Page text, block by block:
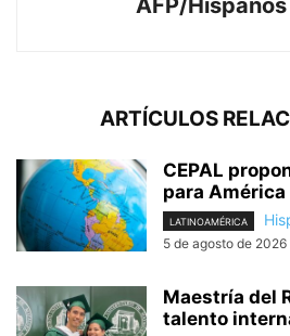
AFP/
ARTÍCULOS
CEPAL
para
LATINOAMÉRICA
5 de agosto de 2026
Maestría del
talento